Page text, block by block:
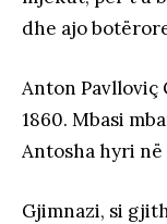
dhe ajo
Anton
1860. Mbasi
Antosha hyri
Gjimnazi, si